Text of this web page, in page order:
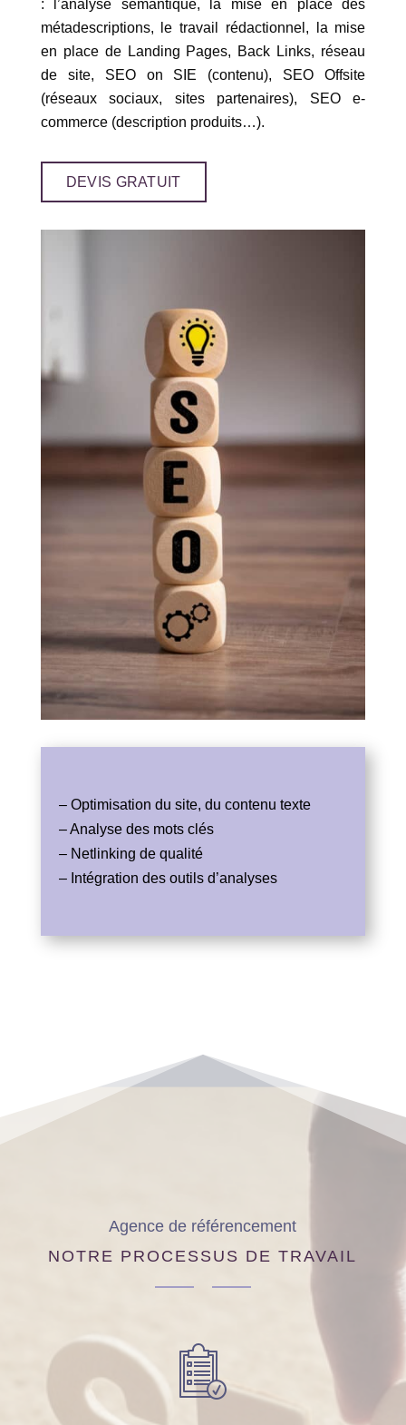
: l’analyse sémantique, la mise en place des
métadescriptions, le travail rédactionnel, la mise
en place de Landing Pages, Back Links, réseau
de site, SEO on SIE (contenu), SEO Offsite
(réseaux sociaux, sites partenaires), SEO e-
commerce (description produits…).
DEVIS GRATUIT
– Optimisation du site, du contenu texte
– Analyse des mots clés
– Netlinking de qualité
– Intégration des outils d’analyses
Agence de référencement
NOTRE PROCESSUS DE TRAVAIL